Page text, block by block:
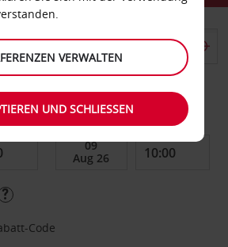
Code
VERWALTEN
UND SCHLIESSEN